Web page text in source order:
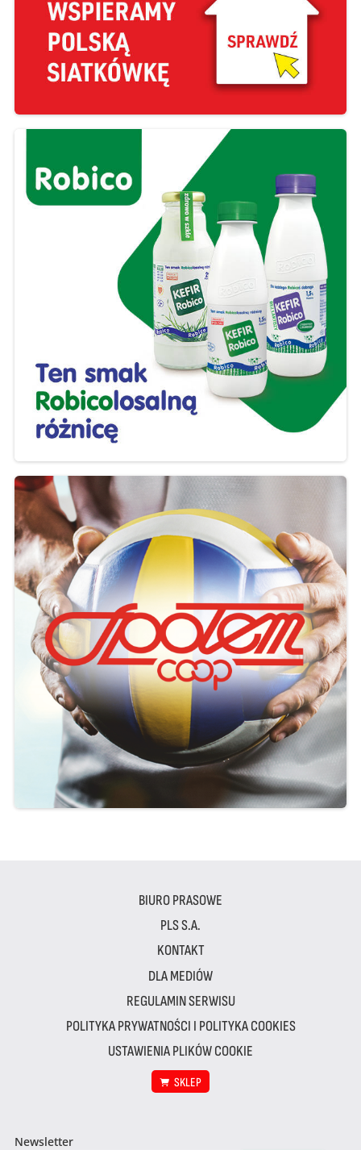
BIURO PRASOWE
PLS S.A.
KONTAKT
DLA MEDIÓW
REGULAMIN SERWISU
POLITYKA PRYWATNOŚCI I POLITYKA COOKIES
USTAWIENIA PLIKÓW COOKIE
SKLEP
Newsletter